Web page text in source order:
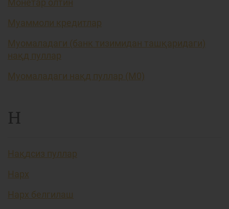
Монетар олтин
Муаммоли кредитлар
Муомаладаги (банк тизимидан ташқаридаги)
нақд пуллар
Муомаладаги нақд пуллар (М0)
Н
Нақдсиз пуллар
Нарх
Нарх белгилаш